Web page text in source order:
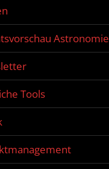
Astronomie
Tools